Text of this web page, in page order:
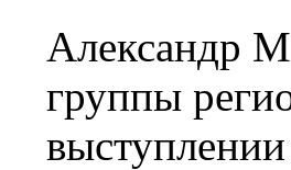
Александр
группы